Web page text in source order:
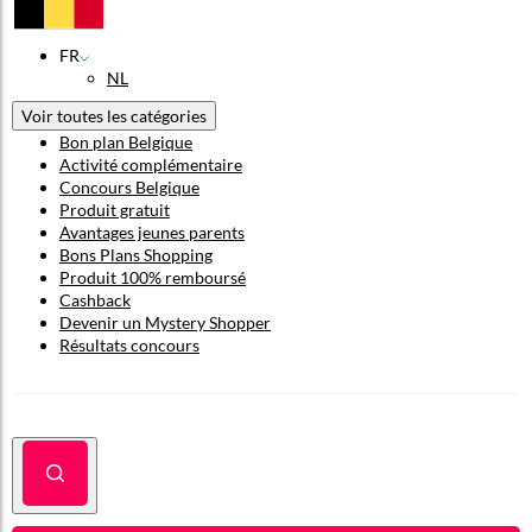
FR
NL
Voir toutes les catégories
Bon plan Belgique
Activité complémentaire
Concours Belgique
Produit gratuit
Avantages jeunes parents
Bons Plans Shopping
Produit 100% remboursé
Cashback
Devenir un Mystery Shopper
Résultats concours